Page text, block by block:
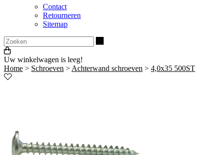
Contact
Retourneren
Sitemap
Uw winkelwagen is leeg!
Home > Schroeven > Achterwand schroeven > 4,0x35 500ST